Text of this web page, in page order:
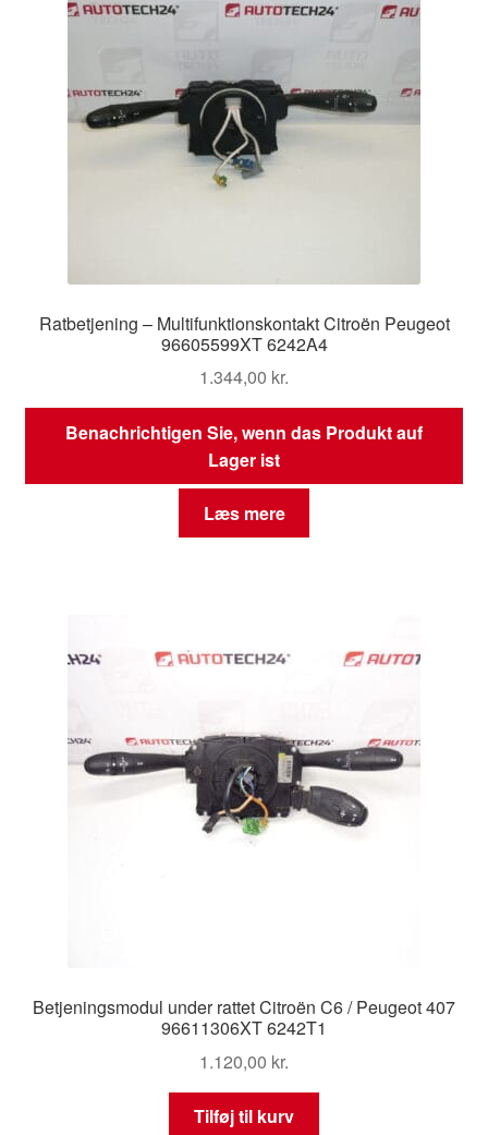
Ratbetjening – Multifunktionskontakt Citroën Peugeot
96605599XT 6242A4
1.344,00 kr.
Benachrichtigen Sie, wenn das Produkt auf
Lager ist
Læs mere
Betjeningsmodul under rattet Citroën C6 / Peugeot 407
96611306XT 6242T1
1.120,00 kr.
Tilføj til kurv